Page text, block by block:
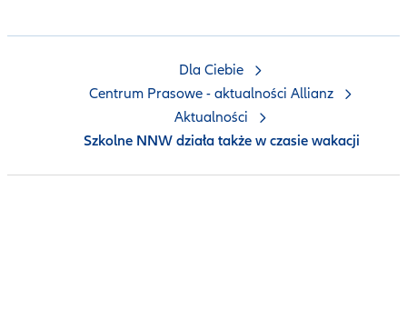
Dla Ciebie
Centrum Prasowe - aktualności Allianz
Aktualności
Szkolne NNW działa także w czasie wakacji